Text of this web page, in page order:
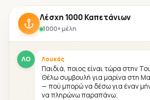
Λέσχη 1000 Καπετάνιων
1000+ μέλη
ΛΟ Λουκάς
Παιδιά, ποιος είναι τώρα στην
Θέλω συμβουλή για μαρίνα στη
— πού μπορώ να δέσω για έναν
να πληρώνω παραπάνω;